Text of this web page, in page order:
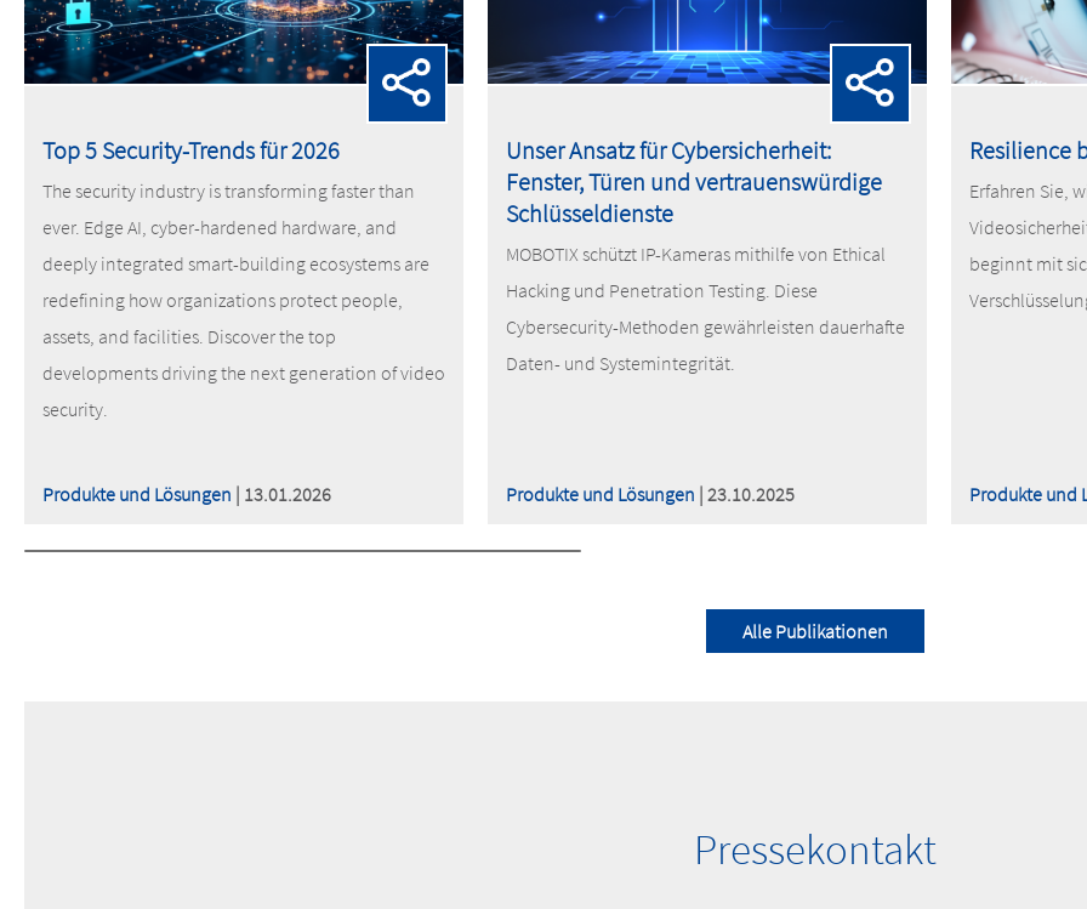
Top 5 Security-Trends für 2026
The security industry is transforming faster than
ever. Edge AI, cyber-hardened hardware, and
deeply integrated smart-building ecosystems are
redefining how organizations protect people,
assets, and facilities. Discover the top
developments driving the next generation of video
security.
Produkte und Lösungen | 13.01.2026
Unser Ansatz für Cybersicherheit:
Fenster, Türen und vertrauenswürdige
Schlüsseldienste
MOBOTIX schützt IP-Kameras mithilfe von Ethical
Hacking und Penetration Testing. Diese
Cybersecurity-Methoden gewährleisten dauerhafte
Daten- und Systemintegrität.
Produkte und Lösungen | 23.10.2025
Resilience
Erfahren Sie,
beginnt mit
Produkte und
Alle Publikationen
Pressekontakt